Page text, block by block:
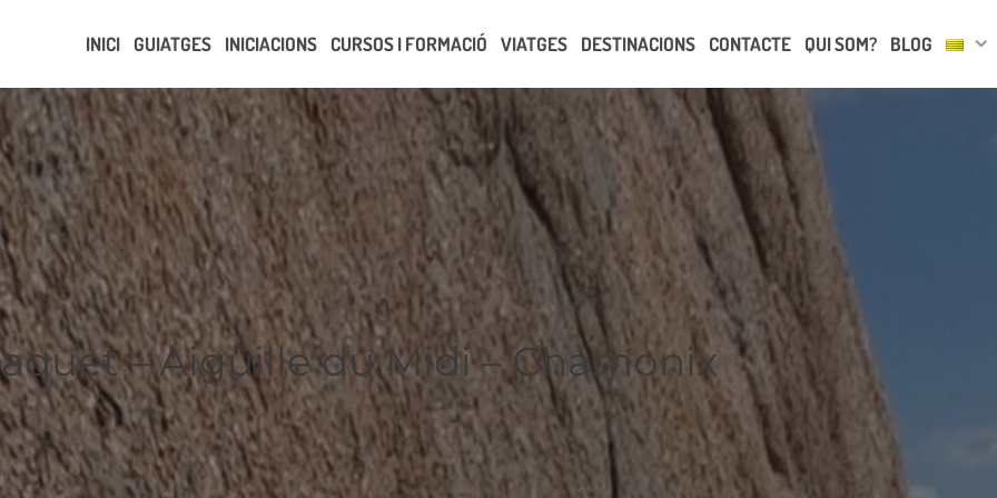
INICI GUIATGES INICIACIONS CURSOS I FORMACIÓ VIATGES DESTINACIONS CONTACTE QUI SOM? BLOG
– Aiguille du Midi – Chamonix